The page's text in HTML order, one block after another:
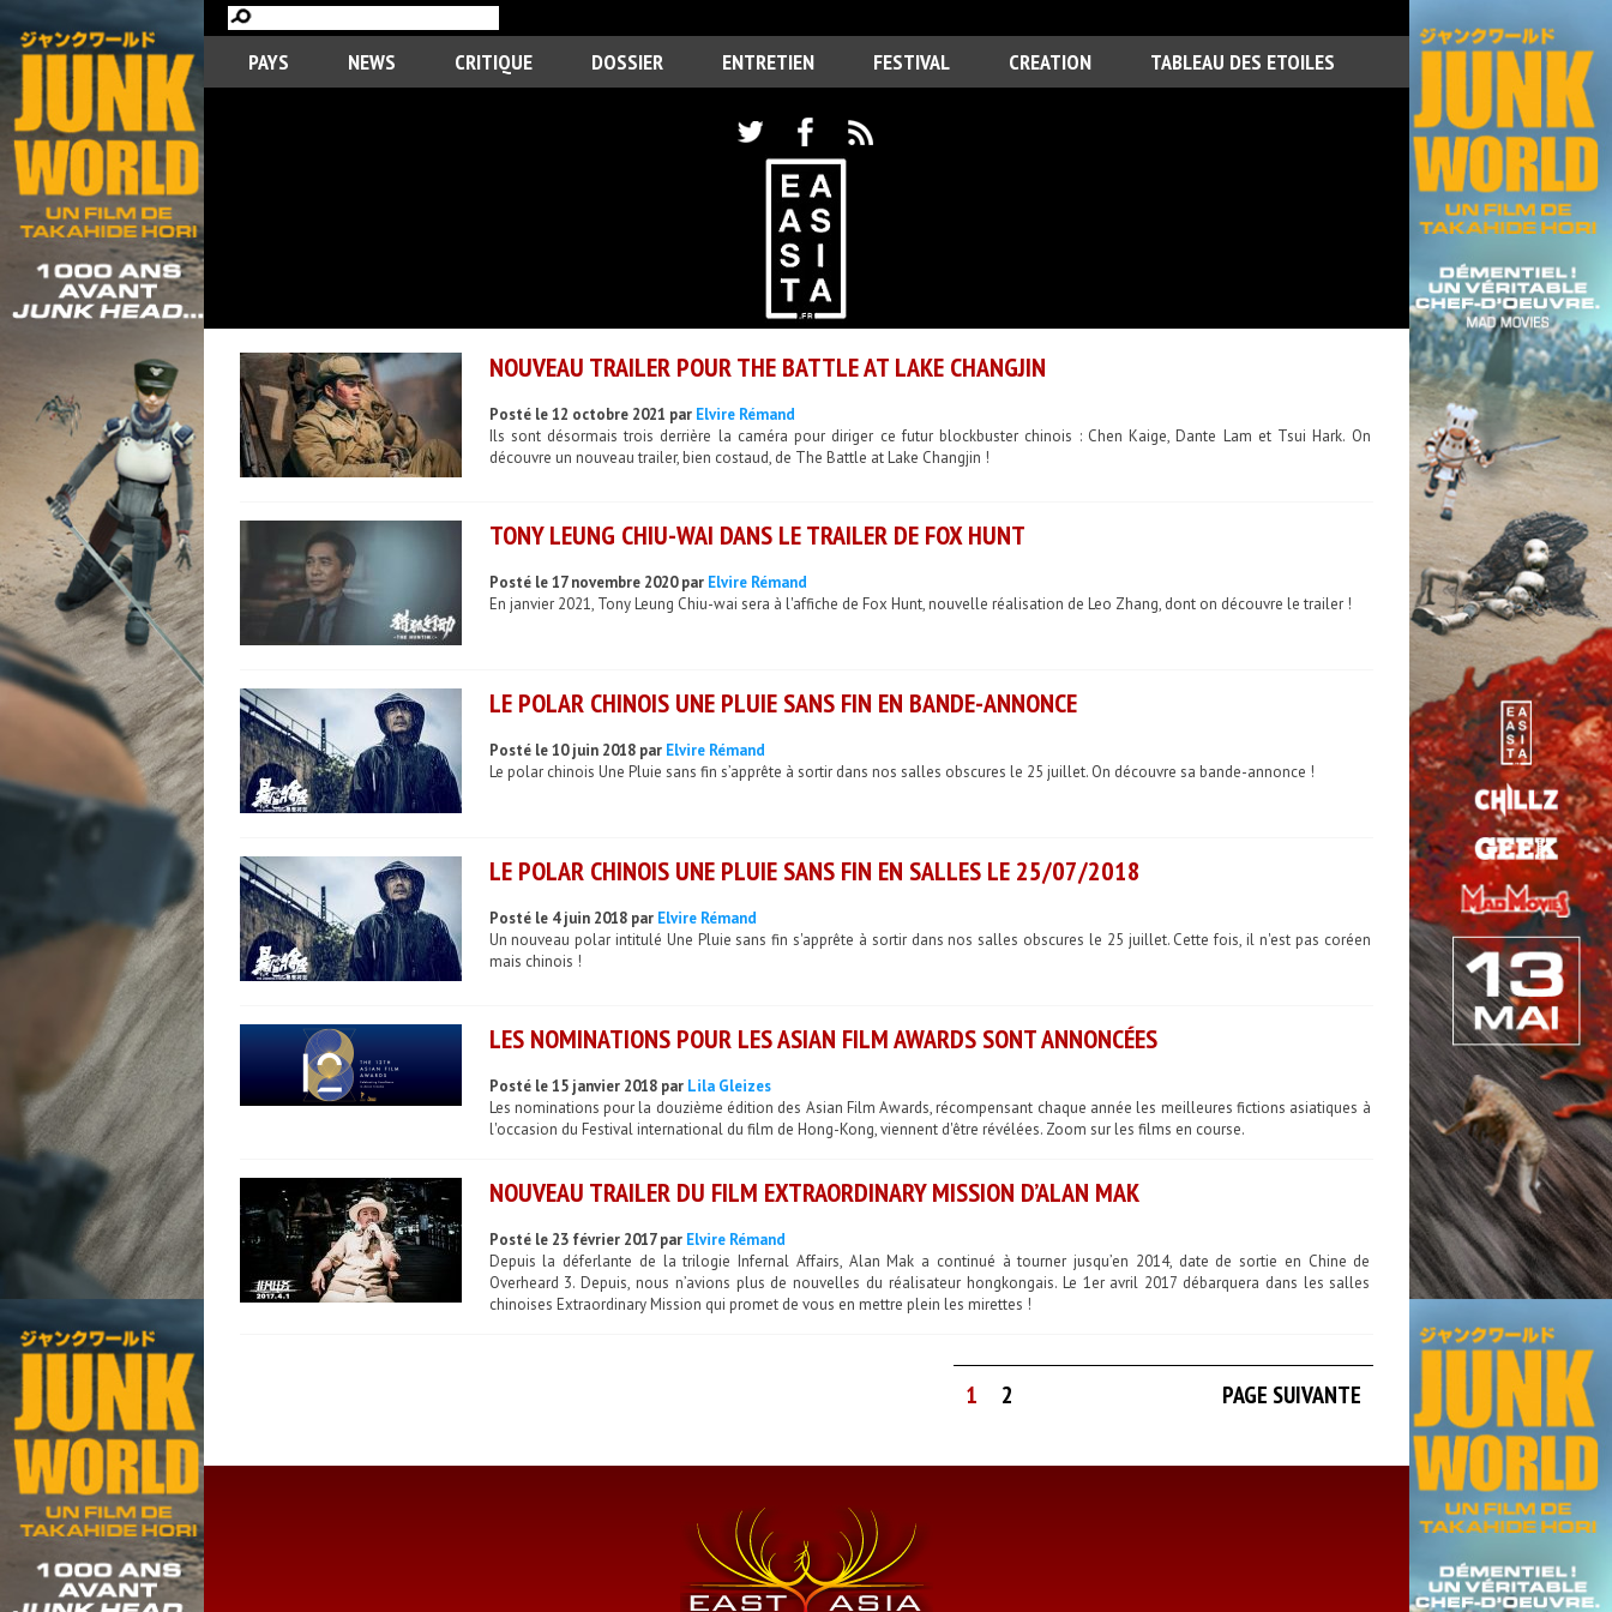
PAYS NEWS CRITIQUE DOSSIER ENTRETIEN FESTIVAL CREATION TABLEAU DES ETOILES
NOUVEAU TRAILER POUR THE BATTLE AT LAKE CHANGJIN
Posté le 12 octobre 2021 par Elvire Rémand
Ils sont désormais trois derrière la caméra pour diriger ce futur blockbuster chinois : Chen Kaige, Dante Lam et Tsui Hark. On
découvre un nouveau trailer, bien costaud, de The Battle at Lake Changjin !
TONY LEUNG CHIU-WAI DANS LE TRAILER DE FOX HUNT
Posté le 17 novembre 2020 par Elvire Rémand
En janvier 2021, Tony Leung Chiu-wai sera à l'affiche de Fox Hunt, nouvelle réalisation de Leo Zhang, dont on découvre le trailer !
LE POLAR CHINOIS UNE PLUIE SANS FIN EN BANDE-ANNONCE
Posté le 10 juin 2018 par Elvire Rémand
Le polar chinois Une Pluie sans fin s’apprête à sortir dans nos salles obscures le 25 juillet. On découvre sa bande-annonce !
LE POLAR CHINOIS UNE PLUIE SANS FIN EN SALLES LE 25/07/2018
Posté le 4 juin 2018 par Elvire Rémand
Un nouveau polar intitulé Une Pluie sans fin s'apprête à sortir dans nos salles obscures le 25 juillet. Cette fois, il n'est pas coréen
mais chinois !
LES NOMINATIONS POUR LES ASIAN FILM AWARDS SONT ANNONCÉES
Posté le 15 janvier 2018 par Lila Gleizes
Les nominations pour la douzième édition des Asian Film Awards, récompensant chaque année les meilleures fictions asiatiques à
l'occasion du Festival international du film de Hong-Kong, viennent d'être révélées. Zoom sur les films en course.
NOUVEAU TRAILER DU FILM EXTRAORDINARY MISSION D’ALAN MAK
Posté le 23 février 2017 par Elvire Rémand
Depuis la déferlante de la trilogie Infernal Affairs, Alan Mak a continué à tourner jusqu’en 2014, date de sortie en Chine de
Overheard 3. Depuis, nous n’avions plus de nouvelles du réalisateur hongkongais. Le 1er avril 2017 débarquera dans les salles
chinoises Extraordinary Mission qui promet de vous en mettre plein les mirettes !
PAGE SUIVANTE
1 2